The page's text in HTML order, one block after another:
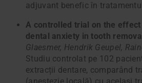
adjuvant benefic în
A controlled trial on the
dental anxiety in tooth
Glaesmer, Hendrik Geupel,
Studiu controlat pe 102
extracții dentare, comparând